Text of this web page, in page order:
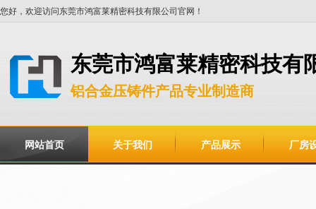
您好，欢迎访问东莞市鸿富莱精密科技有限公司官网！
东莞市鸿富莱精密科技有
铝合金压铸件产品专业制造商
网站首页 关于我们 产品展示 厂房